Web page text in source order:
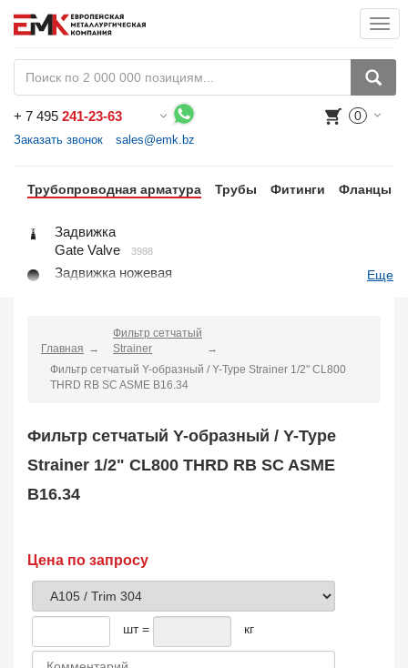
+ 7 495 241-23-63
Заказать звонок sales@emk.bz
0
Трубопроводная арматура Трубы Фитинги Фланцы
Задвижка
Gate Valve
3988
Задвижка ножевая
Globe Valve
2191
Клапан регулирующий
Control Valve
2
Клапан обратный
Ball Valve
Затвор дисковый
Butterfly Valve
1
Фильтр сетчатый
Strainer
Steam Trap
Еще
Главная
Фильтр сетчатый
Strainer
Фильтр сетчатый Y-образный / Y-Type Strainer 1/2" CL800
THRD RB SC ASME B16.34
Фильтр сетчатый Y-образный / Y-Type
Strainer 1/2" CL800 THRD RB SC ASME
B16.34
Цена по запросу
шт = кг